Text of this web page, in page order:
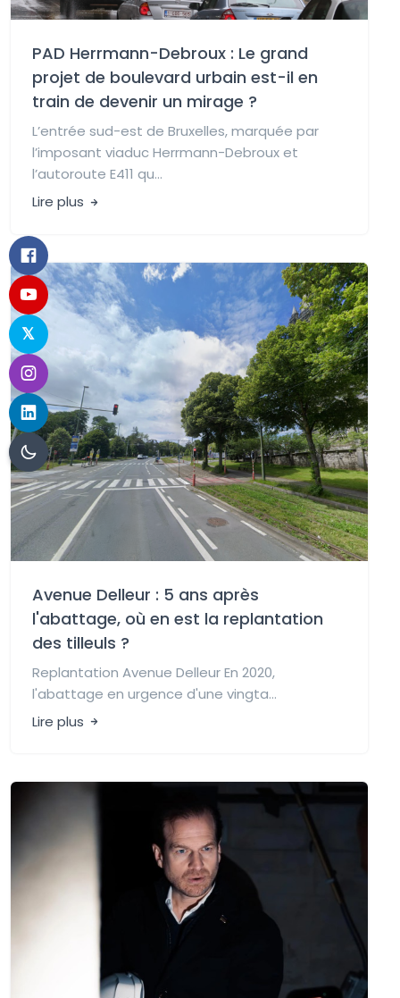
PAD Herrmann-Debroux : Le grand
projet de boulevard urbain est-il en
train de devenir un mirage ?
L’entrée sud-est de Bruxelles, marquée par
l’imposant viaduc Herrmann-Debroux et
l’autoroute E411 qu...
Lire plus
Avenue Delleur : 5 ans après
l'abattage, où en est la replantation
des tilleuls ?
Replantation Avenue Delleur En 2020,
l'abattage en urgence d'une vingta...
Lire plus